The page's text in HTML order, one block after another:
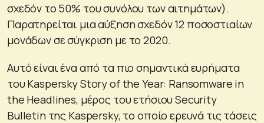
σχεδόν το 50% του συνόλου των αιτημάτων).
Παρατηρείται μια αύξηση σχεδόν 12 ποσοστιαίων
μονάδων σε σύγκριση με το 2020.
Αυτό είναι ένα από τα πιο σημαντικά ευρήματα
του Kaspersky Story of the Year: Ransomware in
the Headlines, μέρος του ετήσιου Security
Bulletin της Kaspersky, το οποίο ερευνά τις τάσεις